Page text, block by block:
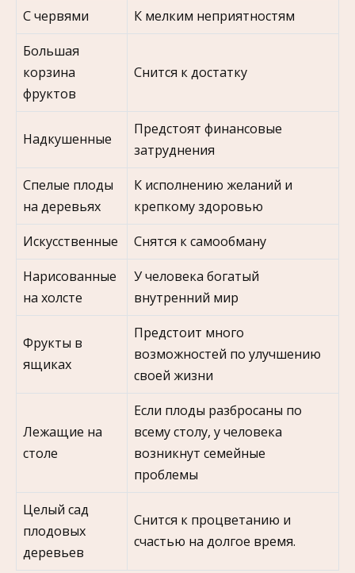
С червями
К мелким неприятностям
Большая
корзина
фруктов
Снится к достатку
Надкушенные
Предстоят финансовые
затруднения
Спелые плоды
на деревьях
К исполнению желаний и
крепкому здоровью
Искусственные
Снятся к самообману
Нарисованные
на холсте
У человека богатый
внутренний мир
Фрукты в
ящиках
Предстоит много
возможностей по улучшению
своей жизни
Лежащие на
столе
Если плоды разбросаны по
всему столу, у человека
возникнут семейные
проблемы
Целый сад
плодовых
деревьев
Снится к процветанию и
счастью на долгое время.